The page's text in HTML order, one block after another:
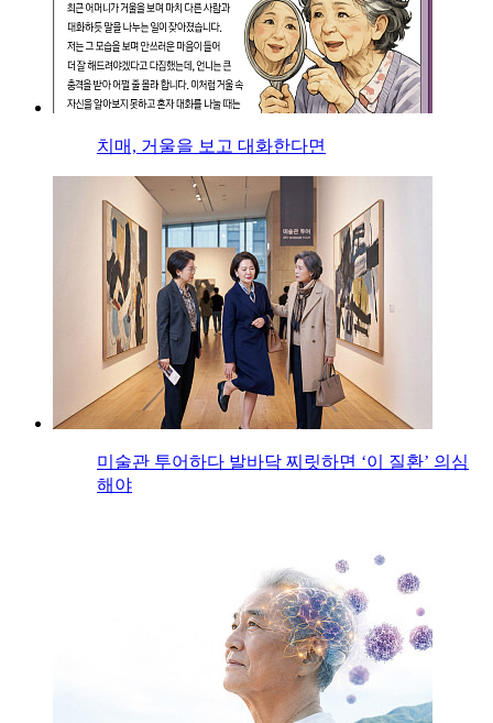
치매, 거울을 보고 대화한다면
미술관 투어하다 발바닥 찌릿하면 ‘이 질환’ 의심
해야